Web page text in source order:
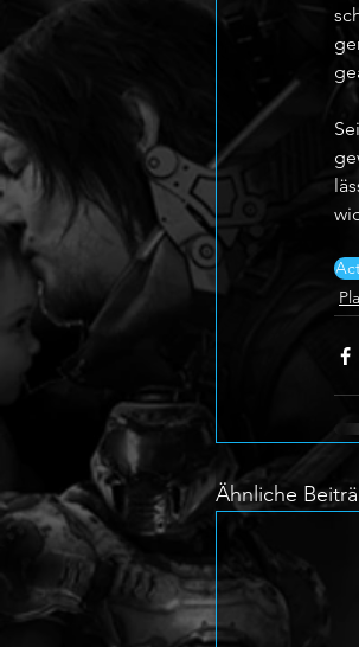
Ähnliche